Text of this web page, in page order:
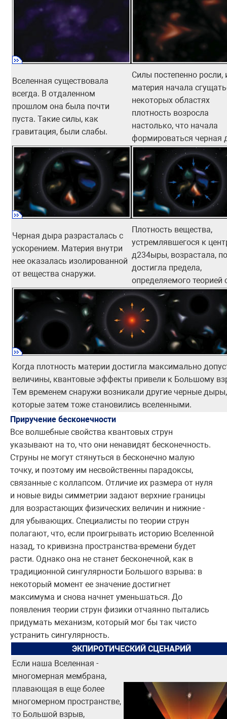
Вселенная существовала
всегда. В отдаленном
прошлом она была почти
пуста. Такие силы, как
гравитация, были слабы.
Силы постепенно росли,
материя начала
некоторых областях
плотность возросла
настолько, что начала
формироваться черная
Черная дыра разрасталась с
ускорением. Материя внутри
нее оказалась изолированной
от вещества снаружи.
Плотность вещества,
устремлявшегося к
д234ыры, возрастала,
достигла предела,
определяемого теорией
Когда плотность материи достигла максимально
величины, квантовые эффекты привели к Большому
Тем временем снаружи возникали другие черные дыры,
которые затем тоже становились вселенными.
Приручение бесконечности
Все волшебные свойства квантовых струн
указывают на то, что они ненавидят бесконечность.
Струны не могут стянуться в бесконечно малую
точку, и поэтому им несвойственны парадоксы,
связанные с коллапсом. Отличие их размера от нуля
и новые виды симметрии задают верхние границы
для возрастающих физических величин и нижние -
для убывающих. Специалисты по теории струн
полагают, что, если проигрывать историю Вселенной
назад, то кривизна пространства-времени будет
расти. Однако она не станет бесконечной, как в
традиционной сингулярности Большого взрыва: в
некоторый момент ее значение достигнет
максимума и снова начнет уменьшаться. До
появления теории струн физики отчаянно пытались
придумать механизм, который мог бы так чисто
устранить сингулярность.
ЭКПИРОТИЧЕСКИЙ СЦЕНАРИЙ
Если наша Вселенная -
многомерная мембрана,
плавающая в еще более
многомерном пространстве,
то Большой взрыв,